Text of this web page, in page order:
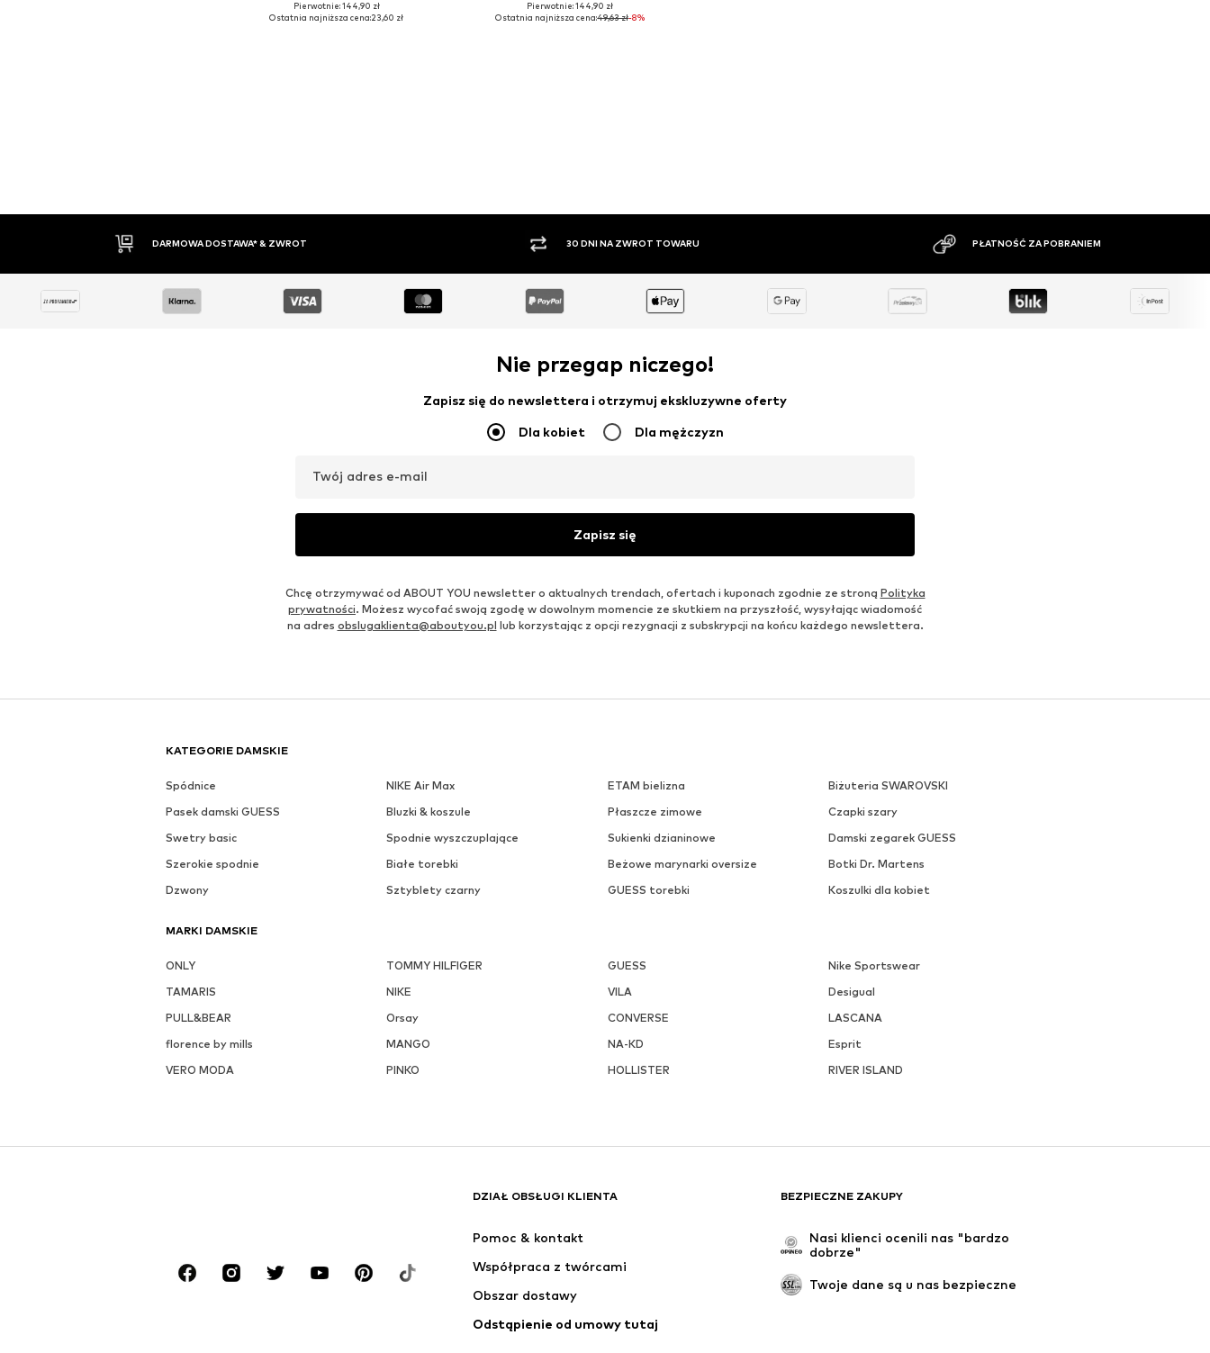
Dostępne rozmiary: XL, XXL
Pierwotnie: 144,90 zł
Ostatnia najniższa cena:23,60 zł
Dostępne rozmiary: XL
Pierwotnie: 144,90 zł
Ostatnia najniższa cena:49,63 zł-8%
30 DNI NA ZWROT TOWARU PŁATNOŚĆ ZA POBRANIEM DUŻY ASORTYMENT
Nie przegap niczego!
Zapisz się do newslettera i otrzymuj ekskluzywne oferty
Dla kobiet Dla mężczyzn
Twój adres e-mail
Zapisz się
Chcę otrzymywać od ABOUT YOU newsletter o aktualnych trendach, ofertach i kuponach zgodnie ze stroną Polityka
prywatności. Możesz wycofać swoją zgodę w dowolnym momencie ze skutkiem na przyszłość, wysyłając wiadomość
na adres obslugaklienta@aboutyou.pl lub korzystając z opcji rezygnacji z subskrypcji na końcu każdego newslettera.
KATEGORIE DAMSKIE
Spódnice NIKE Air Max ETAM bielizna
Biżuteria SWAROVSKI
Pasek damski GUESS
Bluzki & koszule Płaszcze zimowe
Czapki szary
Swetry basic
Spodnie wyszczuplające Sukienki dzianinowe
Damski zegarek GUESS
Szerokie spodnie
Białe torebki Beżowe marynarki oversize
Botki Dr. Martens
Dzwony
Sztyblety czarny GUESS torebki Koszulki dla kobiet
MARKI DAMSKIE
ONLY TOMMY HILFIGER GUESS
Nike Sportswear
TAMARIS
NIKE VILA
Desigual
PULL&BEAR
Orsay CONVERSE
LASCANA
florence by mills
MANGO NA-KD
Esprit
VERO MODA
PINKO HOLLISTER RIVER ISLAND
DZIAŁ OBSŁUGI KLIENTA
Pomoc & kontakt
Współpraca z twórcami
Obszar dostawy
Odstąpienie od umowy tutaj
BEZPIECZNE ZAKUPY
Nasi klienci ocenili nas "bardzo
dobrze"
Twoje dane są u nas bezpieczne